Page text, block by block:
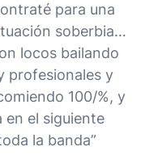
para una
soberbia…
locos bailando
profesionales y
100/%, y
en el siguiente
la banda”